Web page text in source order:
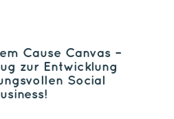
Cause Canvas –
zur Entwicklung
Social